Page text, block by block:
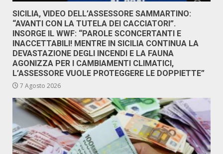
SICILIA, VIDEO DELL’ASSESSORE SAMMARTINO:
“AVANTI CON LA TUTELA DEI CACCIATORI”.
INSORGE IL WWF: “PAROLE SCONCERTANTI E
INACCETTABILI! MENTRE IN SICILIA CONTINUA LA
DEVASTAZIONE DEGLI INCENDI E LA FAUNA
AGONIZZA PER I CAMBIAMENTI CLIMATICI,
L’ASSESSORE VUOLE PROTEGGERE LE DOPPIETTE”
7 Agosto 2026